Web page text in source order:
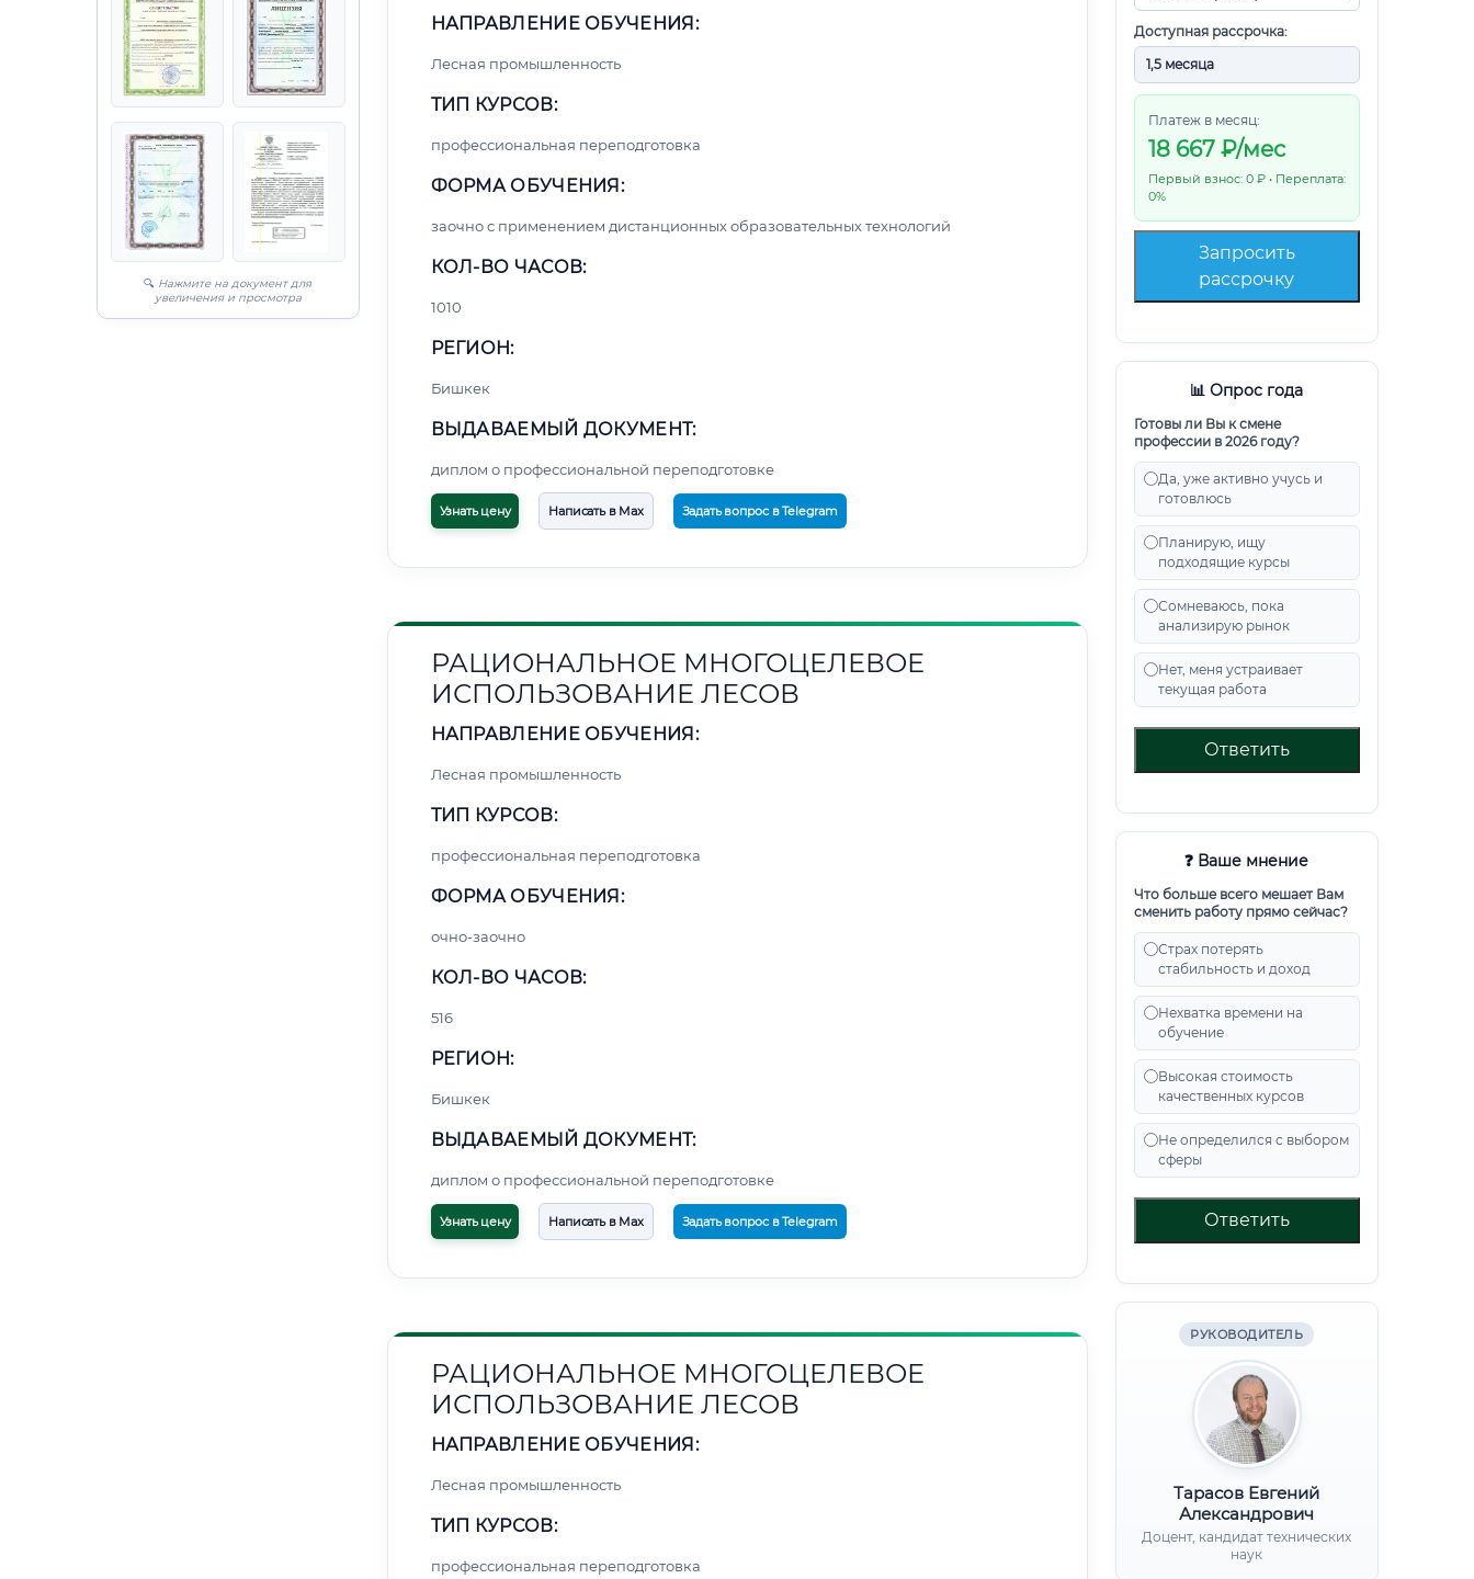
🔍 Нажмите на документ для
увеличения и просмотра
Доступная рассрочка:
Платеж в месяц:
18 667₽/мес
Первый взнос: 0 ₽ • Переплата:
0%
Запросить
рассрочку
📊 Опрос года
Готовы ли Вы к смене
профессии в 2026 году?
Да, уже активно учусь и
готовлюсь
Планирую, ищу
подходящие курсы
Сомневаюсь, пока
анализирую рынок
Нет, меня устраивает
текущая работа
Ответить
❓ Ваше мнение
Что больше всего мешает Вам
сменить работу прямо сейчас?
Страх потерять
стабильность и доход
Нехватка времени на
обучение
Высокая стоимость
качественных курсов
Не определился с выбором
сферы
Ответить
РУКОВОДИТЕЛЬ
Тарасов Евгений
Александрович
Доцент, кандидат технических
наук
НАПРАВЛЕНИЕ ОБУЧЕНИЯ:
Лесная промышленность
ТИП КУРСОВ:
профессиональная переподготовка
ФОРМА ОБУЧЕНИЯ:
заочно с применением дистанционных образовательных технологий
КОЛ-ВО ЧАСОВ:
1010
РЕГИОН:
Бишкек
ВЫДАВАЕМЫЙ ДОКУМЕНТ:
диплом о профессиональной переподготовке
Узнать цену Написать в Max Задать вопрос в Telegram
РАЦИОНАЛЬНОЕ МНОГОЦЕЛЕВОЕ
ИСПОЛЬЗОВАНИЕ ЛЕСОВ
НАПРАВЛЕНИЕ ОБУЧЕНИЯ:
Лесная промышленность
ТИП КУРСОВ:
профессиональная переподготовка
ФОРМА ОБУЧЕНИЯ:
очно-заочно
КОЛ-ВО ЧАСОВ:
516
РЕГИОН:
Бишкек
ВЫДАВАЕМЫЙ ДОКУМЕНТ:
диплом о профессиональной переподготовке
Узнать цену Написать в Max Задать вопрос в Telegram
РАЦИОНАЛЬНОЕ МНОГОЦЕЛЕВОЕ
ИСПОЛЬЗОВАНИЕ ЛЕСОВ
НАПРАВЛЕНИЕ ОБУЧЕНИЯ:
Лесная промышленность
ТИП КУРСОВ:
профессиональная переподготовка